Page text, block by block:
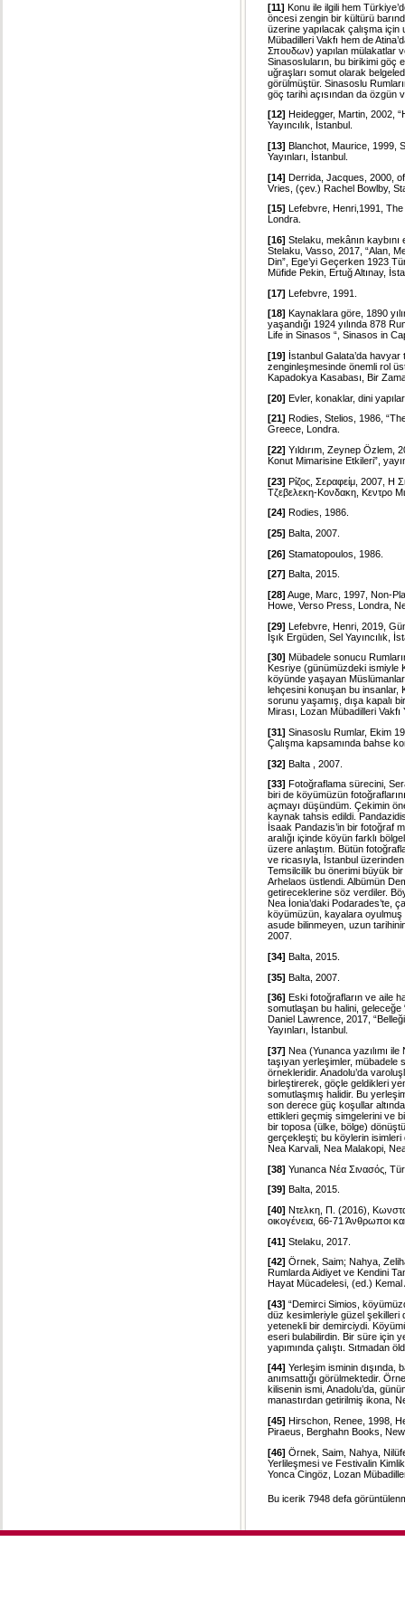
[11] Konu ile ilgili hem
öncesi zengin bir kültürü
üzerine yapılacak çalışma için
Mübadilleri Vakfı hem de
Σπουδων) yapılan mülakatlar
Sinasosluların, bu birikimi göç
uğraşları somut olarak
görülmüştür. Sinasoslu
göç tarihi açısından da özgün
[12] Heidegger, Martin, 2002,
Yayıncılık, İstanbul.
[13] Blanchot, Maurice, 1999,
Yayınları, İstanbul.
[14] Derrida, Jacques, 2000,
Vries, (çev.) Rachel Bowlby,
[15] Lefebvre, Henri,1991,
Londra.
[16] Stelaku, mekânın
Stelaku, Vasso, 2017, “Alan,
Din”, Ege’yi Geçerken 1923
Müfide Pekin, Ertuğ Altınay,
[17] Lefebvre, 1991.
[18] Kaynaklara göre, 1890
yaşandığı 1924 yılında 878
Life in Sinasos “, Sinasos in
[19] İstanbul Galata’da
zenginleşmesinde önemli rol
Kapadokya Kasabası, Bir
[20] Evler, konaklar, dini
[21] Rodies, Stelios, 1986,
Greece, Londra.
[22] Yıldırım, Zeynep Özlem,
Konut Mimarisine Etkileri”,
[23] Ρίζος, Σεραφείμ, 2007, Η
Τζεβελεκη-Κονδακη, Κεντρο
[24] Rodies, 1986.
[25] Balta, 2007.
[26] Stamatopoulos, 1986.
[27] Balta, 2015.
[28] Auge, Marc, 1997, Non-
Howe, Verso Press, Londra,
[29] Lefebvre, Henri, 2019,
Işık Ergüden, Sel Yayıncılık,
[30] Mübadele sonucu
Kesriye (günümüzdeki ismiyle
köyünde yaşayan
lehçesini konuşan bu insanlar,
sorunu yaşamış, dışa kapalı
Mirası, Lozan Mübadilleri Vakfı
[31] Sinasoslu Rumlar, Ekim
Çalışma kapsamında bahse
[32] Balta , 2007.
[33] Fotoğraflama sürecini,
biri de köyümüzün
açmayı düşündüm. Çekimin
kaynak tahsis edildi.
İsaak Pandazis’in bir fotoğraf
aralığı içinde köyün farklı
üzere anlaştım. Bütün
ve ricasıyla, İstanbul
Temsilcilik bu önerimi büyük
Arhelaos üstlendi. Albümün
getireceklerine söz verdiler.
Nea İonia’daki Podarades’te,
köyümüzün, kayalara
asude bilinmeyen, uzun tarihinin
2007.
[34] Balta, 2015.
[35] Balta, 2007.
[36] Eski fotoğrafların ve aile
somutlaşan bu halini, geleceğe
Daniel Lawrence, 2017,
Yayınları, İstanbul.
[37] Nea (Yunanca yazılımı
taşıyan yerleşimler, mübadele
örnekleridir. Anadolu’da
birleştirerek, göçle geldikleri
somutlaşmış halidir. Bu
son derece güç koşullar
ettikleri geçmiş simgelerini ve
bir toposa (ülke, bölge)
gerçekleşti; bu köylerin isimleri
Nea Karvali, Nea Malakopi,
[38] Yunanca Νέα Σινασός,
[39] Balta, 2015.
[40] Ντελκη, Π. (2016),
οικογένεια, 66-71 Άνθρωποι
[41] Stelaku, 2017.
[42] Örnek, Saim; Nahya,
Rumlarda Aidiyet ve Kendini
Hayat Mücadelesi, (ed.) Kemal
[43] “Demirci Simios,
düz kesimleriyle güzel şekilleri
yetenekli bir demirciydi.
eseri bulabilirdin. Bir süre için
yapımında çalıştı. Sıtmadan
[44] Yerleşim isminin dışında,
anımsattığı görülmektedir.
kilisenin ismi, Anadolu’da,
manastırdan getirilmiş ikona,
[45] Hirschon, Renee, 1998,
Piraeus, Berghahn Books,
[46] Örnek, Saim, Nahya,
Yerlileşmesi ve Festivalin
Yonca Cingöz, Lozan
Bu icerik 7948 defa